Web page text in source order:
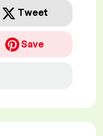
Tweet
Save